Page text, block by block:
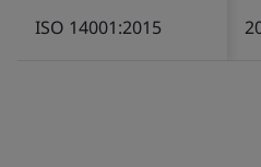
ISO 14001:2015